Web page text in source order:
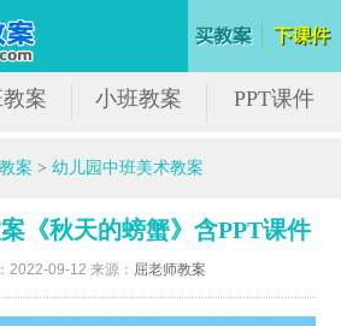
案 小班教案 PPT课件
案 >幼儿园中班美术教案
《秋天的螃蟹》含PPT课件
2022-09-12 来源： 屈老师教案